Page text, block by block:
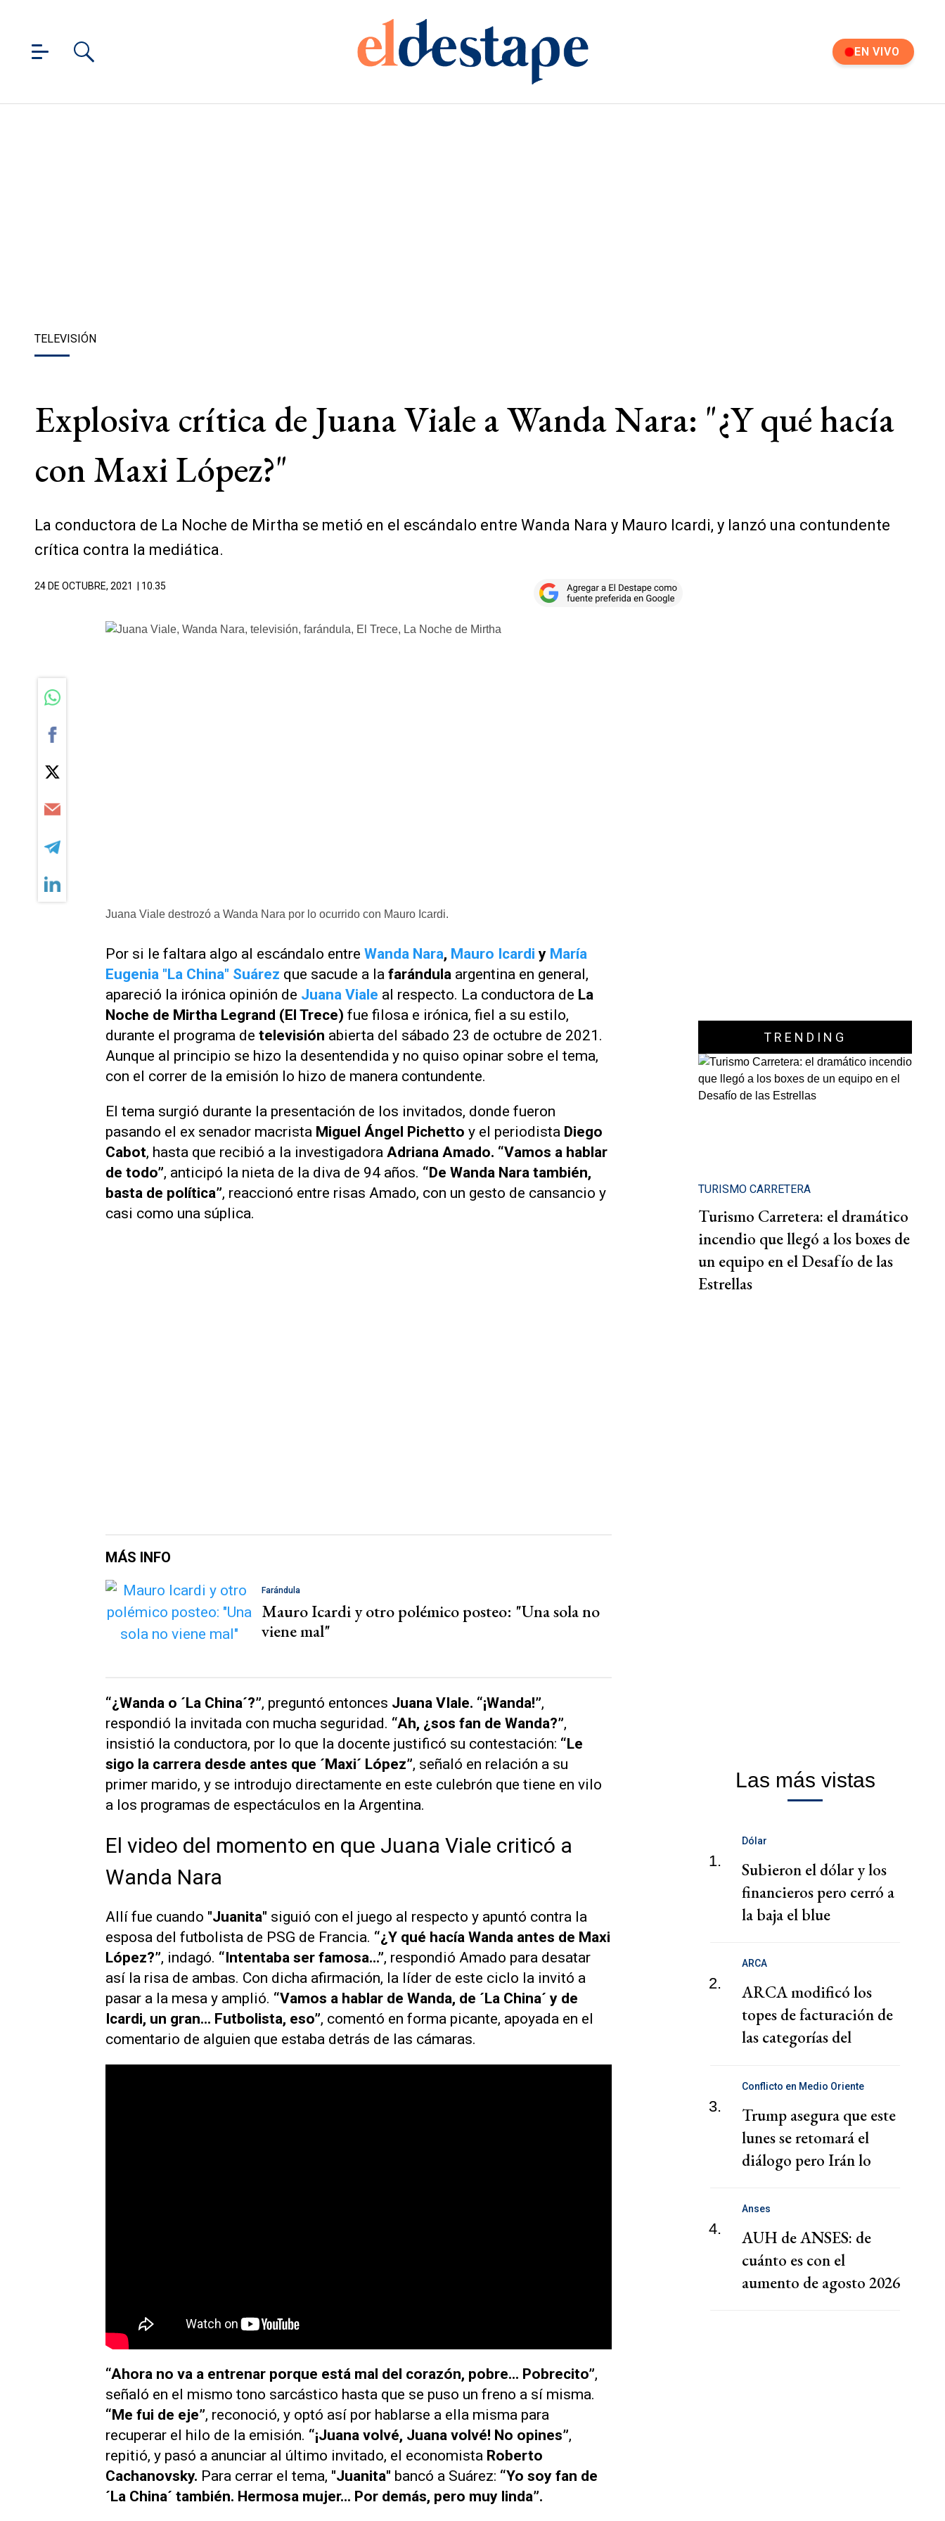
EN VIVO
TELEVISIÓN
Explosiva crítica de Juana Viale a Wanda Nara: "¿Y qué hacía
con Maxi López?"
La conductora de La Noche de Mirtha se metió en el escándalo entre Wanda Nara y Mauro Icardi, y lanzó una contundente
crítica contra la mediática.
24 DE OCTUBRE, 2021 | 10.35
Juana Viale destrozó a Wanda Nara por lo ocurrido con Mauro Icardi.
Por si le faltara algo al escándalo entre Wanda Nara, Mauro Icardi y María
Eugenia "La China" Suárez que sacude a la farándula argentina en general,
apareció la irónica opinión de Juana Viale al respecto. La conductora de La
Noche de Mirtha Legrand (El Trece) fue filosa e irónica, fiel a su estilo,
durante el programa de televisión abierta del sábado 23 de octubre de 2021.
Aunque al principio se hizo la desentendida y no quiso opinar sobre el tema,
con el correr de la emisión lo hizo de manera contundente.
El tema surgió durante la presentación de los invitados, donde fueron
pasando el ex senador macrista Miguel Ángel Pichetto y el periodista Diego
Cabot, hasta que recibió a la investigadora Adriana Amado. “Vamos a hablar
de todo”, anticipó la nieta de la diva de 94 años. “De Wanda Nara también,
basta de política”, reaccionó entre risas Amado, con un gesto de cansancio y
casi como una súplica.
MÁS INFO
Farándula
Mauro Icardi y otro polémico posteo: "Una sola no
viene mal"
“¿Wanda o ´La China´?”, preguntó entonces Juana VIale. “¡Wanda!”,
respondió la invitada con mucha seguridad. “Ah, ¿sos fan de Wanda?”,
insistió la conductora, por lo que la docente justificó su contestación: “Le
sigo la carrera desde antes que ´Maxi´ López”, señaló en relación a su
primer marido, y se introdujo directamente en este culebrón que tiene en vilo
a los programas de espectáculos en la Argentina.
El video del momento en que Juana Viale criticó a
Wanda Nara
Allí fue cuando "Juanita" siguió con el juego al respecto y apuntó contra la
esposa del futbolista de PSG de Francia. “¿Y qué hacía Wanda antes de Maxi
López?”, indagó. “Intentaba ser famosa...”, respondió Amado para desatar
así la risa de ambas. Con dicha afirmación, la líder de este ciclo la invitó a
pasar a la mesa y amplió. “Vamos a hablar de Wanda, de ´La China´ y de
Icardi, un gran... Futbolista, eso”, comentó en forma picante, apoyada en el
comentario de alguien que estaba detrás de las cámaras.
“Ahora no va a entrenar porque está mal del corazón, pobre... Pobrecito”,
señaló en el mismo tono sarcástico hasta que se puso un freno a sí misma.
“Me fui de eje”, reconoció, y optó así por hablarse a ella misma para
recuperar el hilo de la emisión. “¡Juana volvé, Juana volvé! No opines”,
repitió, y pasó a anunciar al último invitado, el economista Roberto
Cachanovsky. Para cerrar el tema, "Juanita" bancó a Suárez: “Yo soy fan de
´La China´ también. Hermosa mujer... Por demás, pero muy linda”.
TRENDING
TURISMO CARRETERA
Turismo Carretera: el dramático
incendio que llegó a los boxes de
un equipo en el Desafío de las
Estrellas
Las más vistas
1.
Dólar
Subieron el dólar y los
financieros pero cerró a
la baja el blue
2.
ARCA
ARCA modificó los
topes de facturación de
las categorías del
3.
Conflicto en Medio Oriente
Trump asegura que este
lunes se retomará el
diálogo pero Irán lo
4.
Anses
AUH de ANSES: de
cuánto es con el
aumento de agosto 2026